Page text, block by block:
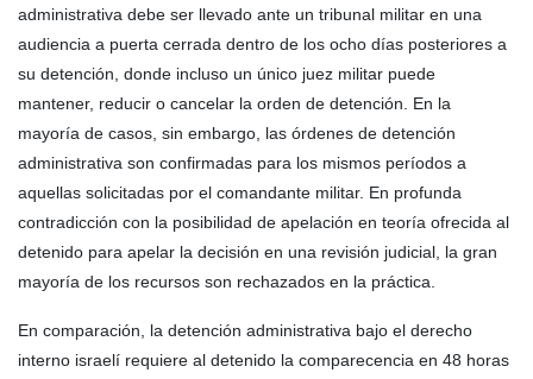
administrativa debe ser llevado ante un tribunal militar en una
audiencia a puerta cerrada dentro de los ocho días posteriores a
su detención, donde incluso un único juez militar puede
mantener, reducir o cancelar la orden de detención. En la
mayoría de casos, sin embargo, las órdenes de detención
administrativa son confirmadas para los mismos períodos a
aquellas solicitadas por el comandante militar. En profunda
contradicción con la posibilidad de apelación en teoría ofrecida al
detenido para apelar la decisión en una revisión judicial, la gran
mayoría de los recursos son rechazados en la práctica.
En comparación, la detención administrativa bajo el derecho
interno israelí requiere al detenido la comparecencia en 48 horas